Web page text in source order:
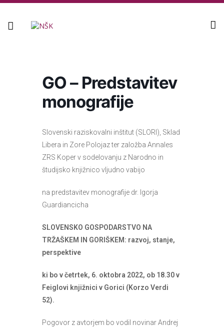
GO – Predstavitev
monografije
Slovenski raziskovalni inštitut (SLORI), Sklad
Libera in Zore Polojaz ter založba Annales
ZRS Koper v sodelovanju z Narodno in
študijsko knjižnico vljudno vabijo
na predstavitev monografije dr. Igorja
Guardiancicha
SLOVENSKO GOSPODARSTVO NA
TRŽAŠKEM IN GORIŠKEM: razvoj, stanje,
perspektive
ki bo v četrtek, 6. oktobra 2022, ob 18.30 v
Feiglovi knjižnici v Gorici (Korzo Verdi
52).
Pogovor z avtorjem bo vodil novinar Andrej